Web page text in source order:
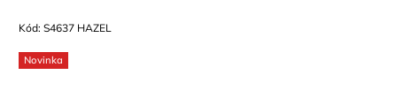
Kód: S4637 HAZEL
Novinka